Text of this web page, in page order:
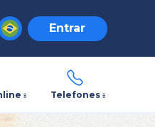
Entrar
Telefones